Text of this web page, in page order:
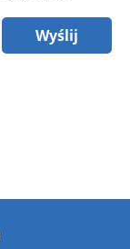
Wyślij